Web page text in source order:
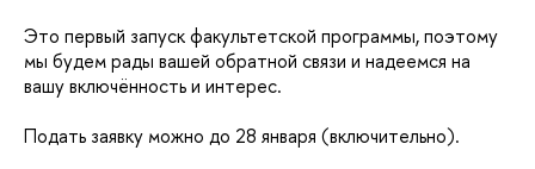
Это первый запуск факультетской программы, поэтому
мы будем рады вашей обратной связи и надеемся на
ашу включённость и интерес.
Подать заявку можно до 28 января (включительно).